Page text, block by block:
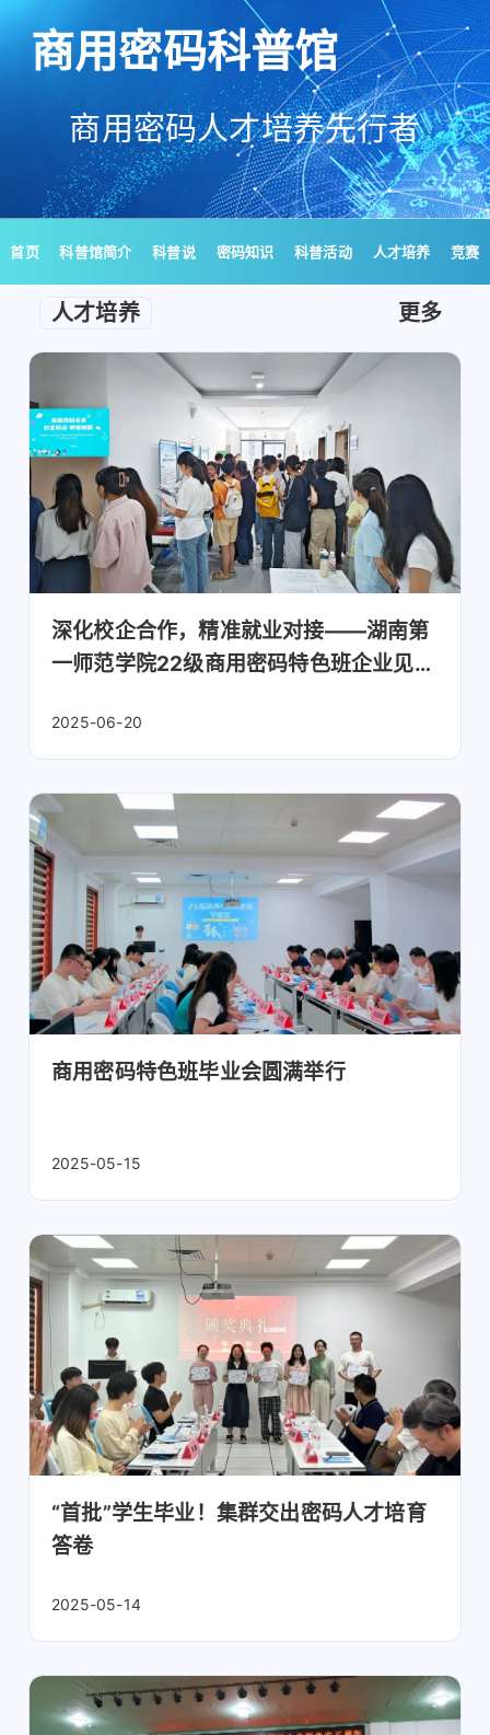
商用密码人才培养先行者
商用密码科普馆
首页 科普馆简介 科普说 密码知识 科普活动 人才培养 竞赛
人才培养 更多
深化校企合作，精准就业对接——湖南第
一师范学院22级商用密码特色班企业见面
2025-06-20
商用密码特色班毕业会圆满举行
2025-05-15
“首批”学生毕业！集群交出密码人才培育
答卷
2025-05-14